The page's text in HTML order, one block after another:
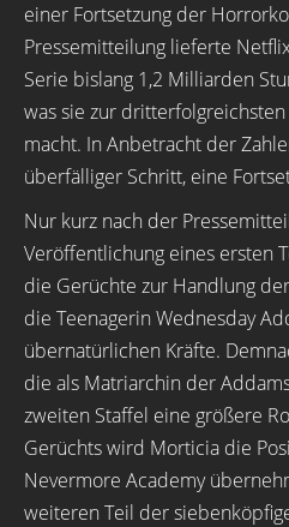
einer Fortsetzung der
Pressemitteilung lieferte
Serie bislang 1,2 Milliarden
was sie zur
macht. In Anbetracht der
überfälliger Schritt, eine
Nur kurz nach der
Veröffentlichung eines ersten
die Gerüchte zur Handlung
die Teenagerin Wednesday
übernatürlichen Kräfte.
die als Matriarchin der
zweiten Staffel eine größere
Gerüchts wird Morticia die
Nevermore Academy
weiteren Teil der